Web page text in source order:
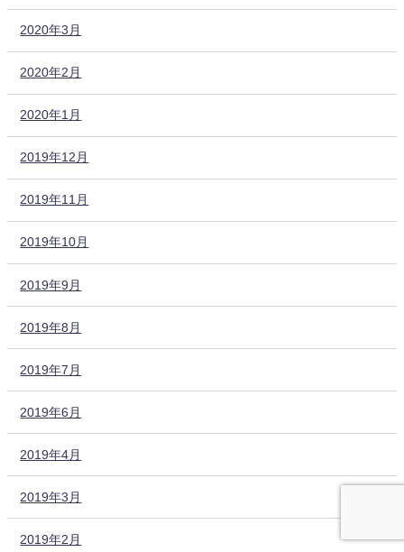
2020年3月
2020年2月
2020年1月
2019年12月
2019年11月
2019年10月
2019年9月
2019年8月
2019年7月
2019年6月
2019年4月
2019年3月
2019年2月